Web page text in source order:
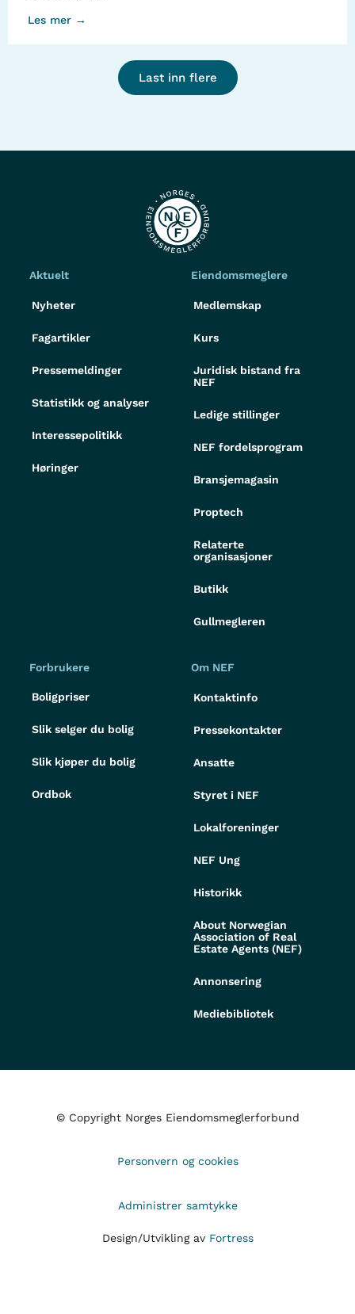
Les mer →
Last inn flere
Aktuelt
Nyheter
Fagartikler
Pressemeldinger
Statistikk og analyser
Interessepolitikk
Høringer
Eiendomsmeglere
Medlemskap
Kurs
Juridisk bistand fra
NEF
Ledige stillinger
NEF fordelsprogram
Bransjemagasin
Proptech
Relaterte
organisasjoner
Butikk
Gullmegleren
Forbrukere
Boligpriser
Slik selger du bolig
Slik kjøper du bolig
Ordbok
Om NEF
Kontaktinfo
Pressekontakter
Ansatte
Styret i NEF
Lokalforeninger
NEF Ung
Historikk
About Norwegian
Association of Real
Estate Agents (NEF)
Annonsering
Mediebibliotek
© Copyright Norges Eiendomsmeglerforbund
Personvern og cookies
Administrer samtykke
Design/Utvikling av Fortress